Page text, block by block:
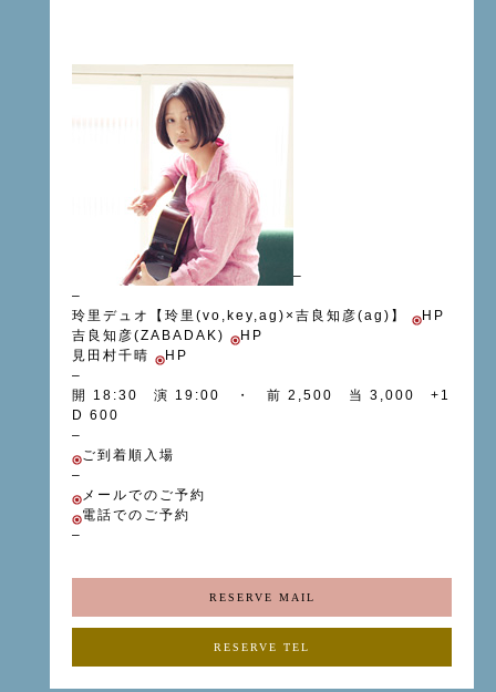
–
–
玲里デュオ【玲里(vo,key,ag)×吉良知彦(ag)】
HP
吉良知彦(ZABADAK)
HP
見田村千晴
HP
–
開 18:30 演 19:00 ・ 前 2,500 当 3,000 +1
D 600
–
ご到着順入場
–
メールでのご予約
電話でのご予約
–
RESERVE MAIL
RESERVE TEL